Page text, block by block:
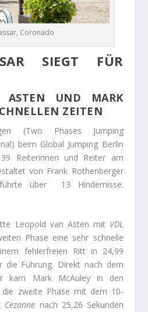
Coronado
SIEGT FÜR
ASTEN UND MARK
ZEITEN
(Two Phases Jumping
beim Global Jumping Berlin
Reiterinnen und Reiter am
von Frank Rothenberger
über 13 Hindernisse.
Leopold van Asten mit VDL
Phase eine sehr schnelle
fehlerfreien Ritt in 24,99
die Führung. Direkt nach dem
kam Mark McAuley in den
die zweite Phase mit dem 10-
Cezanne nach 25,26 Sekunden